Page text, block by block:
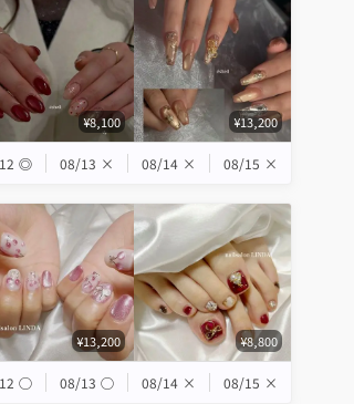
¥8,100 ¥13,200
◎ 08/13 × 08/14 × 08/15 ×
¥13,200 ¥8,800
◯ 08/13 ◯ 08/14 × 08/15 ×